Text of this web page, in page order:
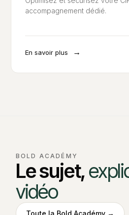
accompagnement dédié.
En savoir plus →
BOLD ACADÉMY
Le sujet,
vidéo